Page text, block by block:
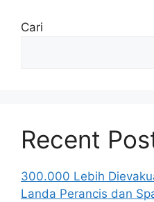
Cari
Recent
300.000 Lebih
Landa Perancis dan